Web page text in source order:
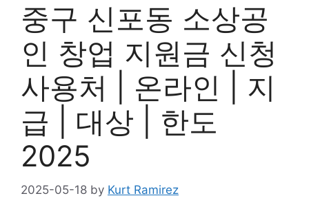
중구 신포동 소상공
인 창업 지원금 신청
사용처 | 온라인 | 지
급 | 대상 | 한도
2025
2025-05-18 by Kurt Ramirez